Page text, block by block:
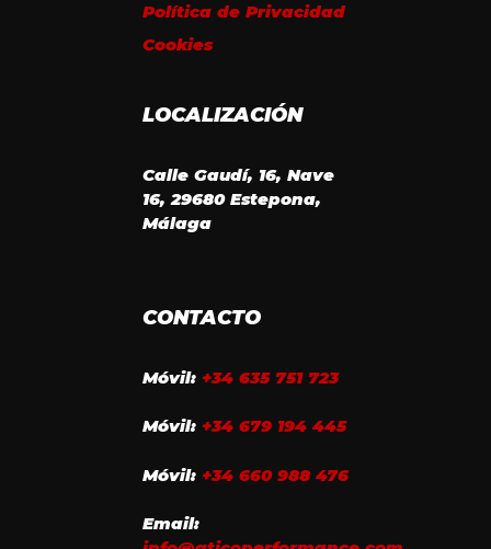
Política de Privacidad
Cookies
LOCALIZACIÓN
Calle Gaudí, 16, Nave
16, 29680 Estepona,
Málaga
CONTACTO
Móvil: +34 635 751 723
Móvil: +34 679 194 445
Móvil: +34 660 988 476
Email: